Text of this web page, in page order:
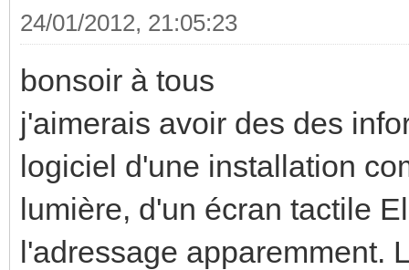
24/01/2012, 21:05:23
bonsoir à tous
j'aimerais avoir des des
logiciel d'une installation
lumière, d'un écran tactile
l'adressage apparemment.